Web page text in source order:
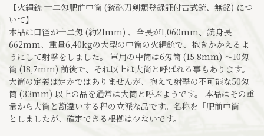
【火縄銃 十二匁肥前中筒 (銃砲刀剣類登録証付古式銃、無銘) につ
いて】
本品は口径が十二匁 (約21mm) 、全長が1,060mm、銃身長
662mm、重量6,40kgの大型の中筒の火縄銃で、抱きかかえるよ
うにして射撃をしました。 軍用の中筒は6匁筒 (15,8mm) ～10匁
筒 (18,7mm) 前後で、それ以上は大筒と呼ばれる事もあります。
大筒の定義は定かではありませんが、抱えて射撃の不可能な50匁
筒 (33mm) 以上の品を通常は大筒と呼ぶようです。 本品はその重
量から大筒と勘違いする程の立派な品です。名称を「肥前中筒」
としましたが、確定できる根拠は少ないです。